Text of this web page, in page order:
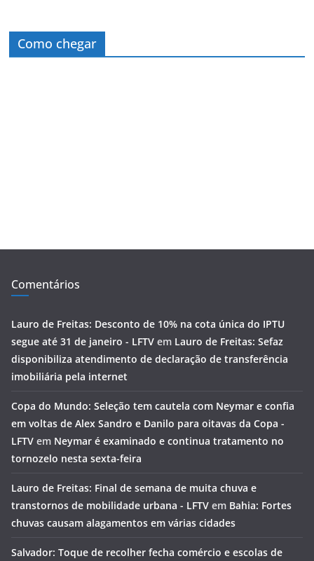
Como chegar
Comentários
Lauro de Freitas: Desconto de 10% na cota única do IPTU
segue até 31 de janeiro - LFTV em Lauro de Freitas: Sefaz
disponibiliza atendimento de declaração de transferência
imobiliária pela internet
Copa do Mundo: Seleção tem cautela com Neymar e confia
em voltas de Alex Sandro e Danilo para oitavas da Copa -
LFTV em Neymar é examinado e continua tratamento no
tornozelo nesta sexta-feira
Lauro de Freitas: Final de semana de muita chuva e
transtornos de mobilidade urbana - LFTV em Bahia: Fortes
chuvas causam alagamentos em várias cidades
Salvador: Toque de recolher fecha comércio e escolas de